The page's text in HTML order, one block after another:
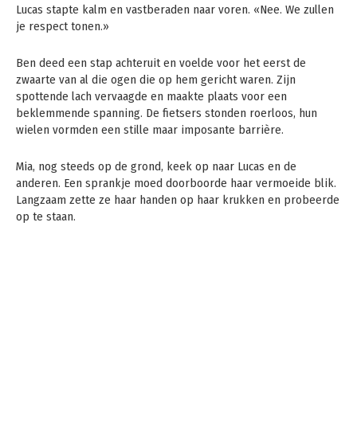
Lucas stapte kalm en vastberaden naar voren. «Nee. We zullen
je respect tonen.»
Ben deed een stap achteruit en voelde voor het eerst de
zwaarte van al die ogen die op hem gericht waren. Zijn
spottende lach vervaagde en maakte plaats voor een
beklemmende spanning. De fietsers stonden roerloos, hun
wielen vormden een stille maar imposante barrière.
Mia, nog steeds op de grond, keek op naar Lucas en de
anderen. Een sprankje moed doorboorde haar vermoeide blik.
Langzaam zette ze haar handen op haar krukken en probeerde
op te staan.